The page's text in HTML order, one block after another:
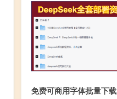
免费可商用字体批量下载